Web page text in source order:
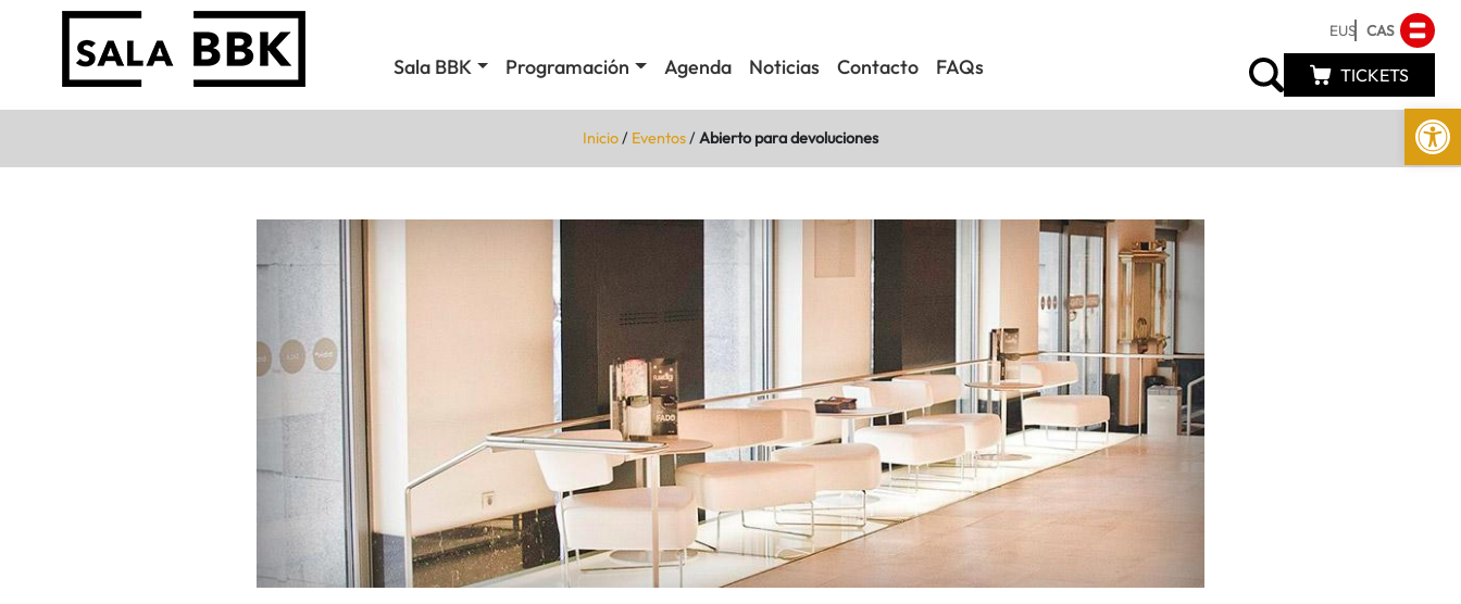
Abrir
Sala BBK Programación Agenda Noticias Contacto FAQs
EUS CAS
TICKETS
Inicio/ Eventos/Abierto para devoluciones